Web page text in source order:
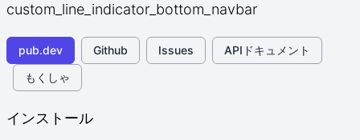
custom_line_indicator_bottom_navbar
pub.dev Github Issues
APIドキュメント
もくしゃ
インストール